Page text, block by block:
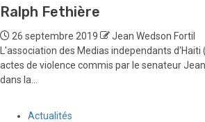
Ralph Fethière
26 septembre 2019
Jean Wedson Fortil
L'association des Medias independants
actes de violence commis par le senateur
dans la...
Actualités